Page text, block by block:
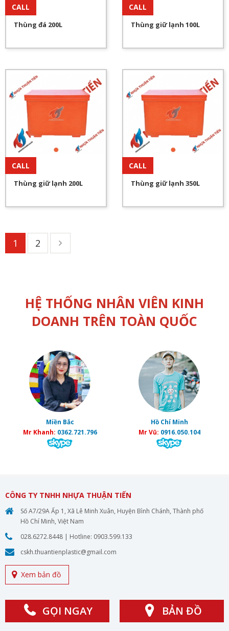
CALL
Thùng đá 200L
CALL
Thùng giữ lạnh 100L
CALL
Thùng giữ lạnh 200L
CALL
Thùng giữ lạnh 350L
1 2
HỆ THỐNG NHÂN VIÊN KINH
DOANH TRÊN TOÀN QUỐC
Miền Bắc
Mr Khanh: 0362.721.796
Hồ Chí Minh
Mr Vũ: 0916.050.104
CÔNG TY TNHH NHỰA THUẬN TIẾN
Số A7/29A Ấp 1, Xã Lê Minh Xuân, Huyện Bình Chánh, Thành phố
Hồ Chí Minh, Việt Nam
028.6272.8448 | Hotline: 0903.599.133
cskh.thuantienplastic@gmail.com
Xem bản đồ
GỌI NGAY BẢN ĐỒ